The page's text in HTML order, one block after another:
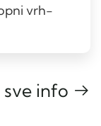
vrh-
info